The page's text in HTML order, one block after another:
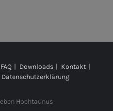
FAQ Downloads
Kontakt
Datenschutzerklärung
Hochtaunus